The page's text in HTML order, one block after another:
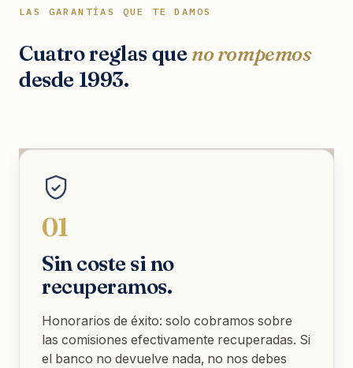
LAS GARANTÍAS QUE TE DAMOS
Cuatro reglas que no rompemos
desde 1993.
01
Sin coste si no
recuperamos.
Honorarios de éxito: solo cobramos sobre
las comisiones efectivamente recuperadas. Si
el banco no devuelve nada, no nos debes